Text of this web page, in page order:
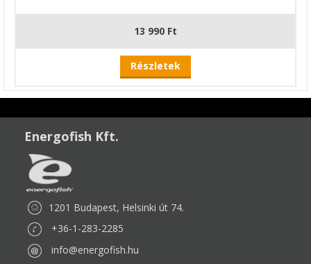
13 990 Ft
Részletek
Energofish Kft.
1201 Budapest, Helsinki út 74.
+36-1-283-2285
info@energofish.hu